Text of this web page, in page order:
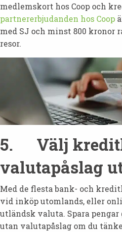
medlemskort hos Coop och
partnererbjudanden hos Coop
med SJ och minst 800 kronor
resor.
5. Välj
valutapåslag
Med de flesta bank- och
vid inköp utomlands, eller
utländsk valuta. Spara
utan valutapåslag om du